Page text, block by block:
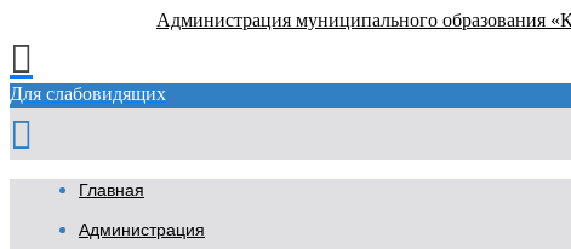
Администрация муниципального образования
Для слабовидящих
Главная
Администрация